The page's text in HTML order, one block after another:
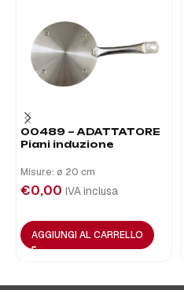
00489 – ADATTATORE
Piani induzione
Misure: ø 20 cm
€0,00 IVA inclusa
AGGIUNGI AL CARRELLO